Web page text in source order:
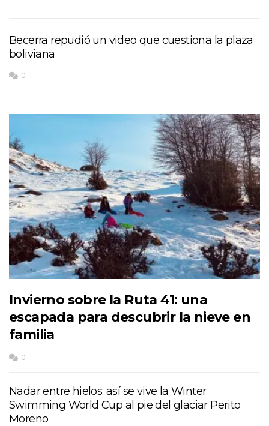
Becerra repudió un video que cuestiona la plaza
boliviana
0
Invierno sobre la Ruta 41: una
escapada para descubrir la nieve en
familia
0
Nadar entre hielos: así se vive la Winter
Swimming World Cup al pie del glaciar Perito
Moreno